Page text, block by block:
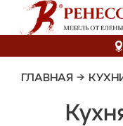
ГЛАВНАЯ →